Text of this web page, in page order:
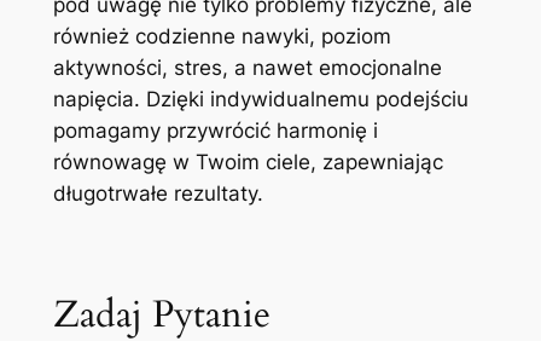
pod uwagę nie tylko problemy fizyczne, ale
również codzienne nawyki, poziom
aktywności, stres, a nawet emocjonalne
napięcia. Dzięki indywidualnemu podejściu
pomagamy przywrócić harmonię i
równowagę w Twoim ciele, zapewniając
długotrwałe rezultaty.
Zadaj Pytanie